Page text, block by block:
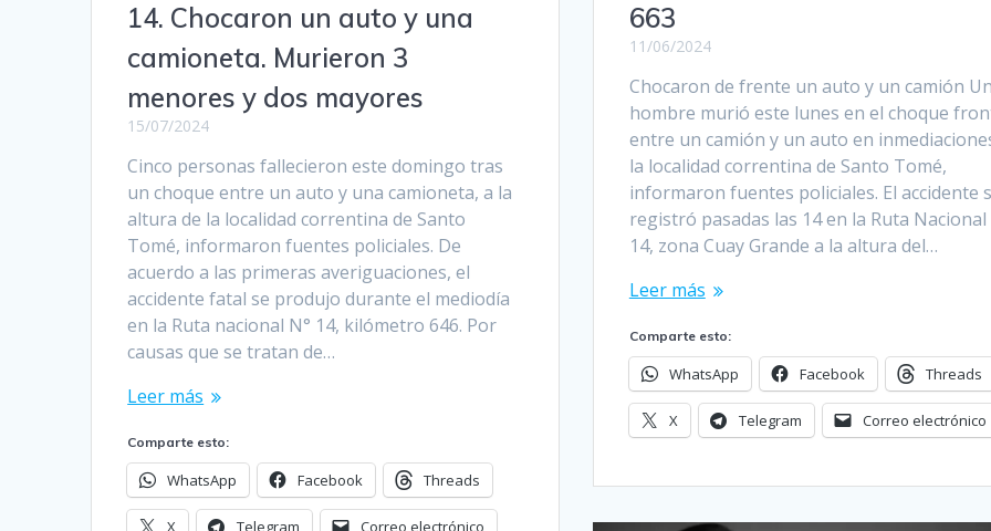
14. Chocaron un auto y una
camioneta. Murieron 3
menores y dos mayores
15/07/2024
Cinco personas fallecieron este domingo tras
un choque entre un auto y una camioneta, a la
altura de la localidad correntina de Santo
Tomé, informaron fuentes policiales. De
acuerdo a las primeras averiguaciones, el
accidente fatal se produjo durante el mediodía
en la Ruta nacional N° 14, kilómetro 646. Por
causas que se tratan de…
Leer más
Comparte esto:
WhatsApp Facebook Threads
X Telegram Correo electrónico
663
11/06/2024
Chocaron de frente un auto y un camión
hombre murió este lunes en el choque
entre un camión y un auto en
la localidad correntina de Santo Tomé,
informaron fuentes policiales. El accidente
registró pasadas las 14 en la Ruta Nacional
14, zona Cuay Grande a la altura del…
Leer más
Comparte esto:
WhatsApp Facebook Threads
X Telegram Correo electrónico